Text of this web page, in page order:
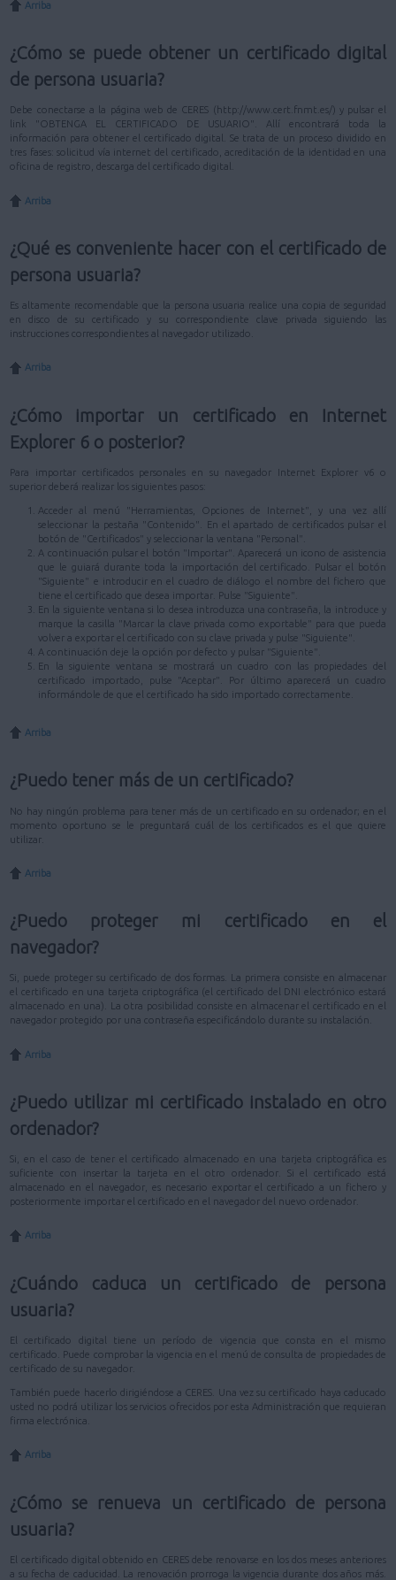
Arriba
¿Cómo se puede obtener un certificado digital
de persona usuaria?
Debe conectarse a la página web de CERES (http://www.cert.fnmt.es/) y pulsar el
link "OBTENGA EL CERTIFICADO DE USUARIO". Allí encontrará toda la
información para obtener el certificado digital. Se trata de un proceso dividido en
tres fases: solicitud vía internet del certificado, acreditación de la identidad en una
oficina de registro, descarga del certificado digital.
Arriba
¿Qué es conveniente hacer con el certificado de
persona usuaria?
Es altamente recomendable que la persona usuaria realice una copia de seguridad
en disco de su certificado y su correspondiente clave privada siguiendo las
instrucciones correspondientes al navegador utilizado.
Arriba
¿Cómo importar un certificado en Internet
Explorer 6 o posterior?
Para importar certificados personales en su navegador Internet Explorer v6 o
superior deberá realizar los siguientes pasos:
Acceder al menú "Herramientas, Opciones de Internet", y una vez allí
seleccionar la pestaña "Contenido". En el apartado de certificados pulsar el
botón de "Certificados" y seleccionar la ventana "Personal".
A continuación pulsar el botón "Importar". Aparecerá un icono de asistencia
que le guiará durante toda la importación del certificado. Pulsar el botón
"Siguiente" e introducir en el cuadro de diálogo el nombre del fichero que
tiene el certificado que desea importar. Pulse "Siguiente".
En la siguiente ventana si lo desea introduzca una contraseña, la introduce y
marque la casilla "Marcar la clave privada como exportable" para que pueda
volver a exportar el certificado con su clave privada y pulse "Siguiente".
A continuación deje la opción por defecto y pulsar "Siguiente".
En la siguiente ventana se mostrará un cuadro con las propiedades del
certificado importado, pulse "Aceptar". Por último aparecerá un cuadro
informándole de que el certificado ha sido importado correctamente.
Arriba
¿Puedo tener más de un certificado?
No hay ningún problema para tener más de un certificado en su ordenador; en el
momento oportuno se le preguntará cuál de los certificados es el que quiere
utilizar.
Arriba
¿Puedo proteger mi certificado en el
navegador?
Si, puede proteger su certificado de dos formas. La primera consiste en almacenar
el certificado en una tarjeta criptográfica (el certificado del DNI electrónico estará
almacenado en una). La otra posibilidad consiste en almacenar el certificado en el
navegador protegido por una contraseña especificándolo durante su instalación.
Arriba
¿Puedo utilizar mi certificado instalado en otro
ordenador?
Si, en el caso de tener el certificado almacenado en una tarjeta criptográfica es
suficiente con insertar la tarjeta en el otro ordenador. Si el certificado está
almacenado en el navegador, es necesario exportar el certificado a un fichero y
posteriormente importar el certificado en el navegador del nuevo ordenador.
Arriba
¿Cuándo caduca un certificado de persona
usuaria?
El certificado digital tiene un período de vigencia que consta en el mismo
certificado. Puede comprobar la vigencia en el menú de consulta de propiedades de
certificado de su navegador.
También puede hacerlo dirigiéndose a CERES. Una vez su certificado haya caducado
usted no podrá utilizar los servicios ofrecidos por esta Administración que requieran
firma electrónica.
Arriba
¿Cómo se renueva un certificado de persona
usuaria?
El certificado digital obtenido en CERES debe renovarse en los dos meses anteriores
a su fecha de caducidad. La renovación prorroga la vigencia durante dos años más.